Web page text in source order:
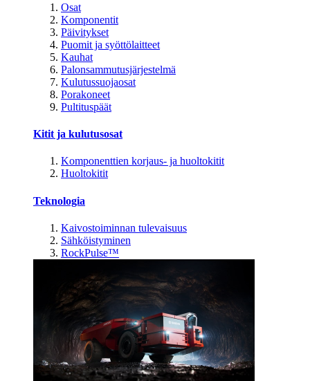
Osat
Komponentit
Päivitykset
Puomit ja syöttölaitteet
Kauhat
Palonsammutusjärjestelmä
Kulutussuojaosat
Porakoneet
Pultituspäät
Kitit ja kulutusosat
Komponenttien korjaus- ja huoltokitit
Huoltokitit
Teknologia
Kaivostoiminnan tulevaisuus
Sähköistyminen
RockPulse™